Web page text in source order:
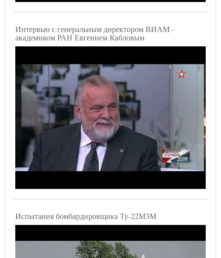
Интервью с генеральным директором ВИАМ -
академиком РАН Евгением Кабловым
Испытания бомбардировщика Ту-22М3М